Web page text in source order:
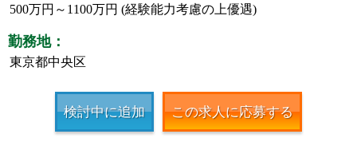
500万円～1100万円 (経験能力考慮の上優遇)
勤務地：
東京都中央区
検討中に追加 この求人に応募する